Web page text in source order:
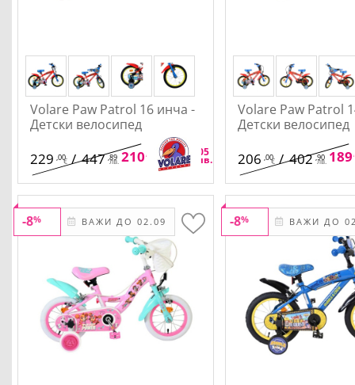
Volare Paw Patrol 16 инча -
Детски велосипед
229 ,00€ /447 ,89
лв. 210,68 /412 ,05
лв.
Volare Paw Patrol
Детски велосипед
206 ,00€ /402 ,90
лв. 189
ВАЖИ ДО 02.09
-8% ВАЖИ ДО
-8%